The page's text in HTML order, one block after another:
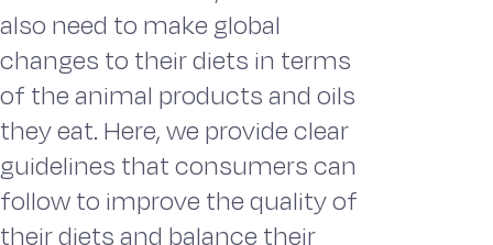
also need to make global
changes to their diets in terms
of the animal products and oils
they eat. Here, we provide clear
guidelines that consumers can
follow to improve the quality of
their diets and balance their